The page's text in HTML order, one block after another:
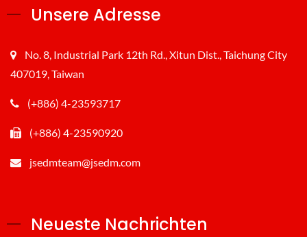
Unsere Adresse
No. 8, Industrial Park 12th Rd., Xitun Dist., Taichung City
407019, Taiwan
(+886) 4-23593717
(+886) 4-23590920
jsedmteam@jsedm.com
Neueste Nachrichten